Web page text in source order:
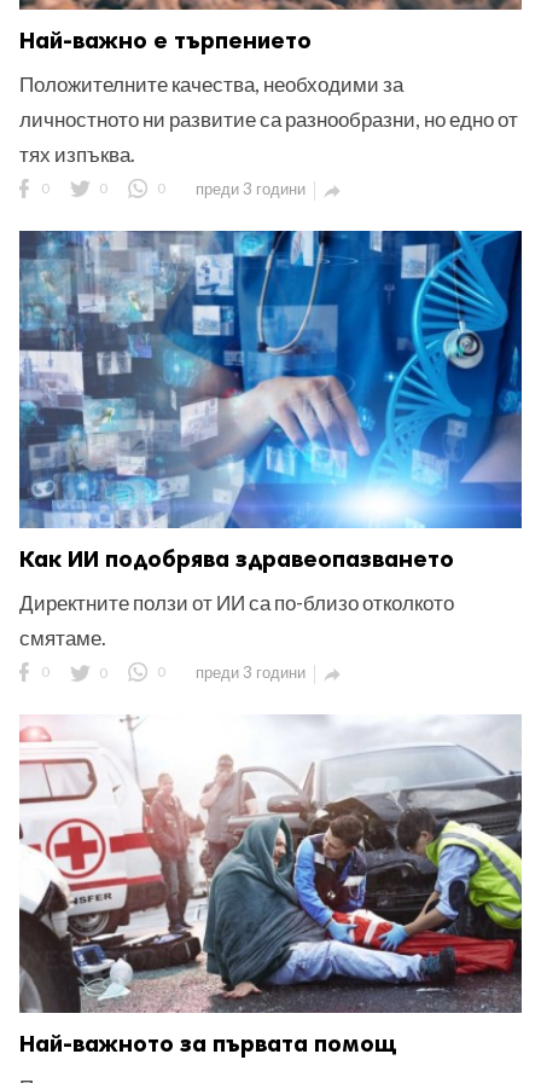
Най-важно е търпението
Положителните качества, необходими за
личностното ни развитие са разнообразни, но едно от
тях изпъква.
0 0 0 преди 3 години 
Как ИИ подобрява здравеопазването
Директните ползи от ИИ са по-близо отколкото
смятаме.
0 0 0 преди 3 години 
Най-важното за първата помощ